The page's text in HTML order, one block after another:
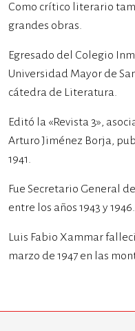
Como crítico literario
grandes obras.
Egresado del Colegio
Universidad Mayor de
cátedra de Literatura.
Editó la «Revista 3»,
Arturo Jiménez Borja,
1941.
Fue Secretario General
entre los años 1943 y 1946.
Luis Fabio Xammar
marzo de 1947 en las